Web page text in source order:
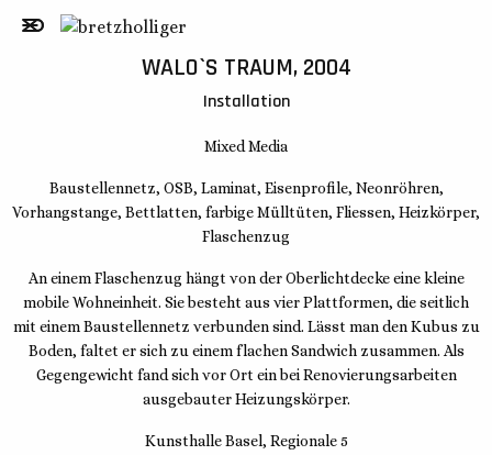
WALO`S TRAUM, 2004
Installation
Mixed Media
Baustellennetz, OSB, Laminat, Eisenprofile, Neonröhren,
Vorhangstange, Bettlatten, farbige Mülltüten, Fliessen, Heizkörper,
Flaschenzug
An einem Flaschenzug hängt von der Oberlichtdecke eine kleine
mobile Wohneinheit. Sie besteht aus vier Plattformen, die seitlich
mit einem Baustellennetz verbunden sind. Lässt man den Kubus zu
Boden, faltet er sich zu einem flachen Sandwich zusammen. Als
Gegengewicht fand sich vor Ort ein bei Renovierungsarbeiten
ausgebauter Heizungskörper.
Kunsthalle Basel, Regionale 5